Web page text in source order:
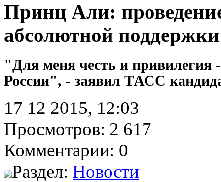
Принц Али:
абсолютной поддержки
"Для меня честь и привилегия
России", - заявил ТАСС
17 12 2015, 12:03
Просмотров: 2 617
Комментарии: 0
Раздел: Новости